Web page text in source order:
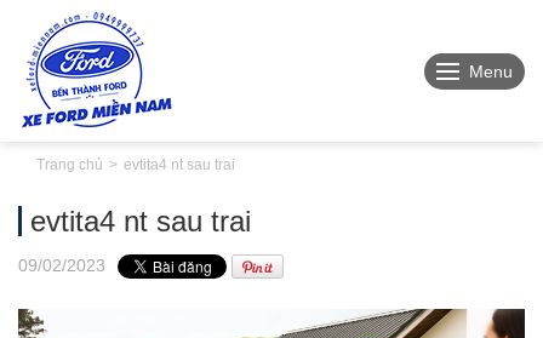
Menu
Trang chủ evtita4 nt sau trai
evtita4 nt sau trai
09/02/2023